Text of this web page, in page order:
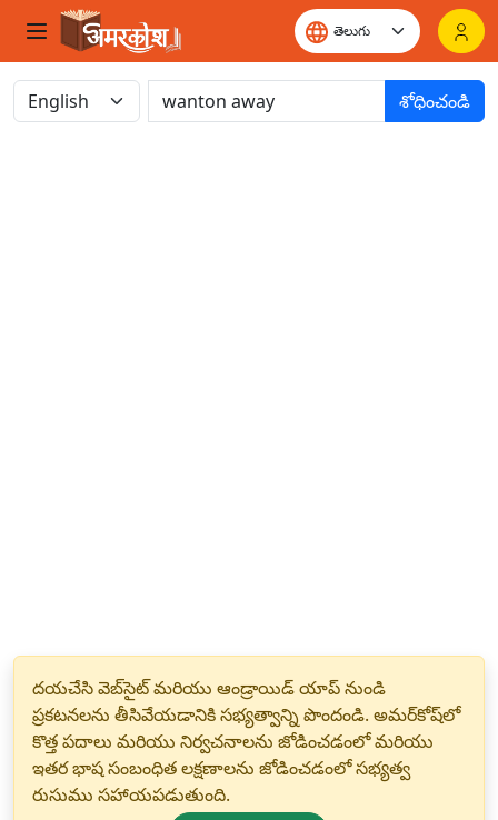
శోధించండి
దయచేసి వెబ్‌సైట్ మరియు ఆండ్రాయిడ్ యాప్ నుండి
ప్రకటనలను తీసివేయడానికి సభ్యత్వాన్ని పొందండి. అమర్‌కోష్‌లో
కొత్త పదాలు మరియు నిర్వచనాలను జోడించడంలో మరియు
ఇతర భాష సంబంధిత లక్షణాలను జోడించడంలో సభ్యత్వ
రుసుము సహాయపడుతుంది.